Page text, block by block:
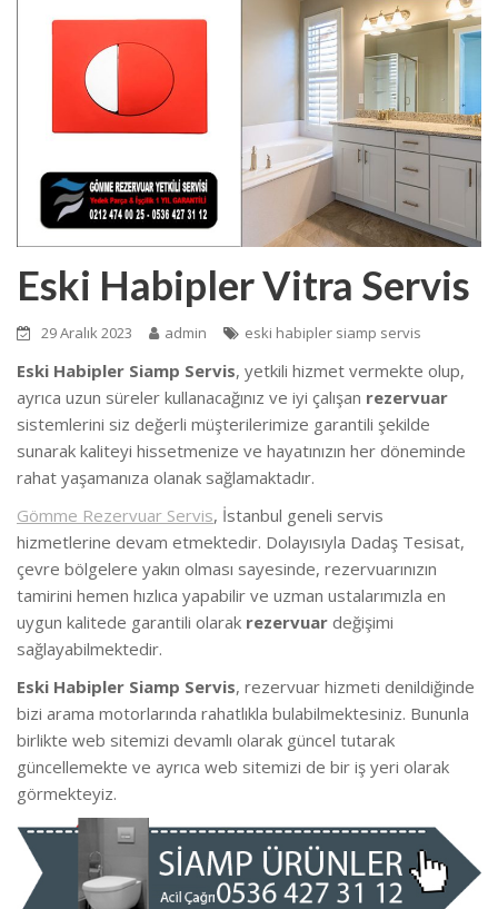
Eski Habipler Vitra Servis
29 Aralık 2023 admin eski habipler siamp servis
Eski Habipler Siamp Servis, yetkili hizmet vermekte olup,
ayrıca uzun süreler kullanacağınız ve iyi çalışan rezervuar
sistemlerini siz değerli müşterilerimize garantili şekilde
sunarak kaliteyi hissetmenize ve hayatınızın her döneminde
rahat yaşamanıza olanak sağlamaktadır.
Gömme Rezervuar Servis, İstanbul geneli servis
hizmetlerine devam etmektedir. Dolayısıyla Dadaş Tesisat,
çevre bölgelere yakın olması sayesinde, rezervuarınızın
tamirini hemen hızlıca yapabilir ve uzman ustalarımızla en
uygun kalitede garantili olarak rezervuar değişimi
sağlayabilmektedir.
Eski Habipler Siamp Servis, rezervuar hizmeti denildiğinde
bizi arama motorlarında rahatlıkla bulabilmektesiniz. Bununla
birlikte web sitemizi devamlı olarak güncel tutarak
güncellemekte ve ayrıca web sitemizi de bir iş yeri olarak
görmekteyiz.